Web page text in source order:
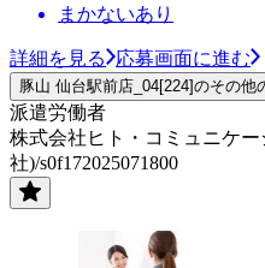
まかないあり
詳細を見る 応募画面に進む
豚山 仙台駅前店_04[224]のその他
派遣労働者
株式会社ヒト・コミュニケ
社)/s0f172025071800